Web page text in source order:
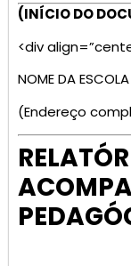
(INÍCIO DO
<div
NOME DA
(Endereço